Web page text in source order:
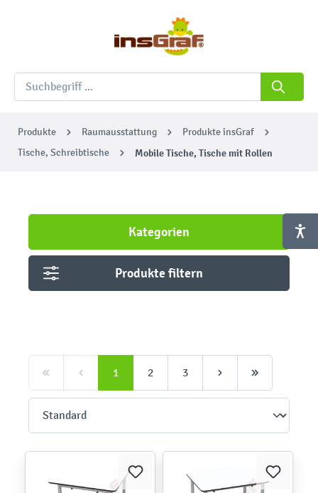
Produkte Raumausstattung
Produkte insGraf
Tische, Schreibtische
Mobile Tische, Tische mit Rollen
Kategorien
Produkte filtern
1 2 3